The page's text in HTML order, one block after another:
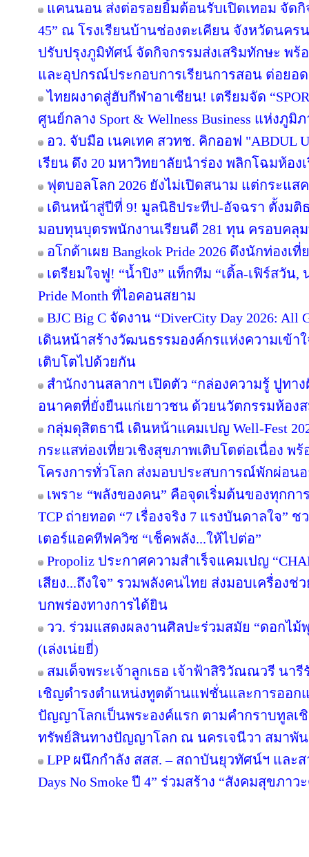
แคนนอน ส่งต่อรอยยิ้มต้อนรับเปิดเทอม จัดกิจ
45” ณ โรงเรียนบ้านช่องตะเคียน จังหวัดนค
ปรับปรุงภูมิทัศน์ จัดกิจกรรมส่งเสริมทักษะ พร้
และอุปกรณ์ประกอบการเรียนการสอน ต่อยอ
ไทยผงาดสู่ฮับกีฬาอาเซียน! เตรียมจัด
ศูนย์กลาง Sport & Wellness Business แห่งภูมิ
อว. จับมือ เนคเทค สวทช. คิกออฟ "ABDUL
เรียน ดึง 20 มหาวิทยาลัยนำร่อง พลิกโฉมห้อง
ฟุตบอลโลก 2026 ยังไม่เปิดสนาม แต่กระแส
เดินหน้าสู่ปีที่ 9! มูลนิธิประทีป-อัจฉรา ตั้งมติ
มอบทุนบุตรพนักงานเรียนดี 281 ทุน ครอบคลุ
อโกด้าเผย Bangkok Pride 2026 ดึงนักท่องเ
เตรียมใจฟู! “น้ำปิง” แท็กทีม “เติ้ล-เฟิร์สวัน
Pride Month ที่ไอคอนสยาม
BJC Big C จัดงาน “DiverCity Day 2026: All
เดินหน้าสร้างวัฒนธรรมองค์กรแห่งความเข้า
เติบโตไปด้วยกัน
สำนักงานสลากฯ เปิดตัว “กล่องความรู้ ปูทา
อนาคตที่ยั่งยืนแก่เยาวชน ด้วยนวัตกรรมห้อง
กลุ่มดุสิตธานี เดินหน้าแคมเปญ Well-Fest
กระแสท่องเที่ยวเชิงสุขภาพเติบโตต่อเนื่อง พ
โครงการทั่วโลก ส่งมอบประสบการณ์พักผ่อน
เพราะ “พลังของคน” คือจุดเริ่มต้นของทุกก
TCP ถ่ายทอด “7 เรื่องจริง 7 แรงบันดาลใจ”
เตอร์แอคทีฟควิซ “เช็คพลัง...ให้ไปต่อ”
Propoliz ประกาศความสำเร็จแคมเปญ
เสียง...ถึงใจ” รวมพลังคนไทย ส่งมอบเครื่องช่
บกพร่องทางการได้ยิน
วว. ร่วมแสดงผลงานศิลปะร่วมสมัย “ดอกไ
(เล่งเน่ยยี่)
สมเด็จพระเจ้าลูกเธอ เจ้าฟ้าสิริวัณณวรี นา
เชิญดำรงตำแหน่งทูตด้านแฟชั่นและการออก
ปัญญาโลกเป็นพระองค์แรก ตามคำกราบทูลเ
ทรัพย์สินทางปัญญาโลก ณ นครเจนีวา สมาพัน
LPP ผนึกกำลัง สสส. – สถาบันยุวทัศน์ฯ และ
Days No Smoke ปี 4” ร่วมสร้าง “สังคมสุขภาว